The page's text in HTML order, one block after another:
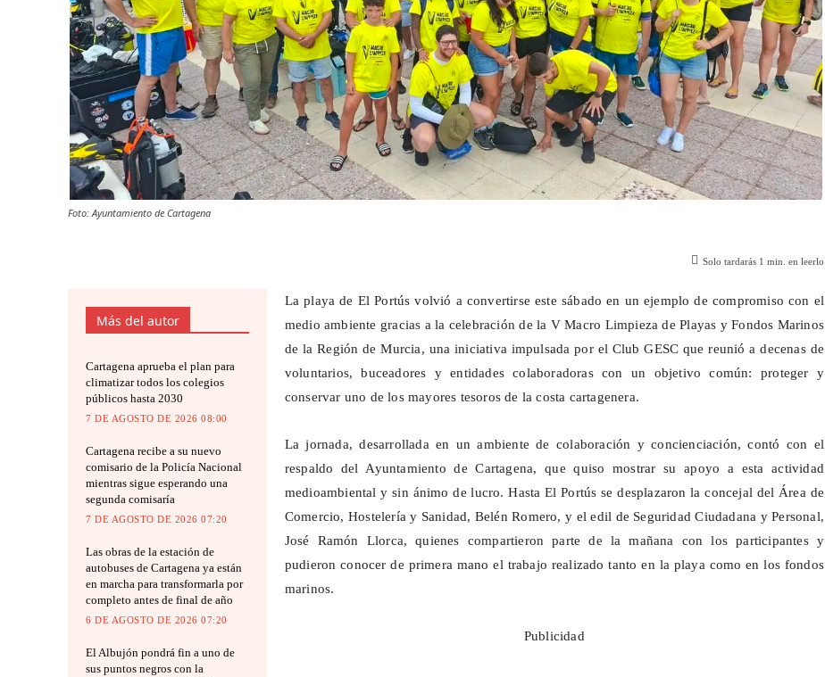
Foto: Ayuntamiento de Cartagena
Solo tardarás 1 min. en leerlo
Más del autor
Cartagena aprueba el plan para
climatizar todos los colegios
públicos hasta 2030
7 DE AGOSTO DE 2026 08:00
Cartagena recibe a su nuevo
comisario de la Policía Nacional
mientras sigue esperando una
segunda comisaría
7 DE AGOSTO DE 2026 07:20
Las obras de la estación de
autobuses de Cartagena ya están
en marcha para transformarla por
completo antes de final de año
6 DE AGOSTO DE 2026 07:20
El Albujón pondrá fin a uno de
sus puntos negros con la
La playa de ElPortús volvió a convertirse este sábado en un ejemplo de compromiso con el
medio ambiente gracias a la celebración de la V Macro Limpieza de Playas y Fondos Marinos
de la Región de Murcia, una iniciativa impulsada por el Club GESC que reunió a decenas de
voluntarios, buceadores y entidades colaboradoras con un objetivo común: proteger y
conservar uno de los mayores tesoros de la costa cartagenera.
La jornada, desarrollada en un ambiente de colaboración y concienciación, contó con el
respaldo del Ayuntamiento de Cartagena, que quiso mostrar su apoyo a esta actividad
medioambiental y sin ánimo de lucro. Hasta ElPortús se desplazaron la concejal del Área de
Comercio, Hostelería y Sanidad, Belén Romero, y el edil de Seguridad Ciudadana y Personal,
José Ramón Llorca, quienes compartieron parte de la mañana con los participantes y
pudieron conocer de primera mano el trabajo realizado tanto en la playa como en los fondos
marinos.
Publicidad